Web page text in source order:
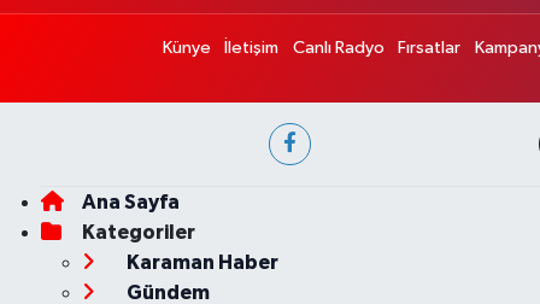
Künye İletişim Canlı Radyo Fırsatlar
Ana Sayfa
Kategoriler
Karaman Haber
Gündem